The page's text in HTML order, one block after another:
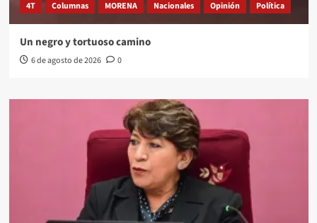
4T Columnas MORENA Nacionales Opinión Política
Un negro y tortuoso camino
6 de agosto de 2026 0